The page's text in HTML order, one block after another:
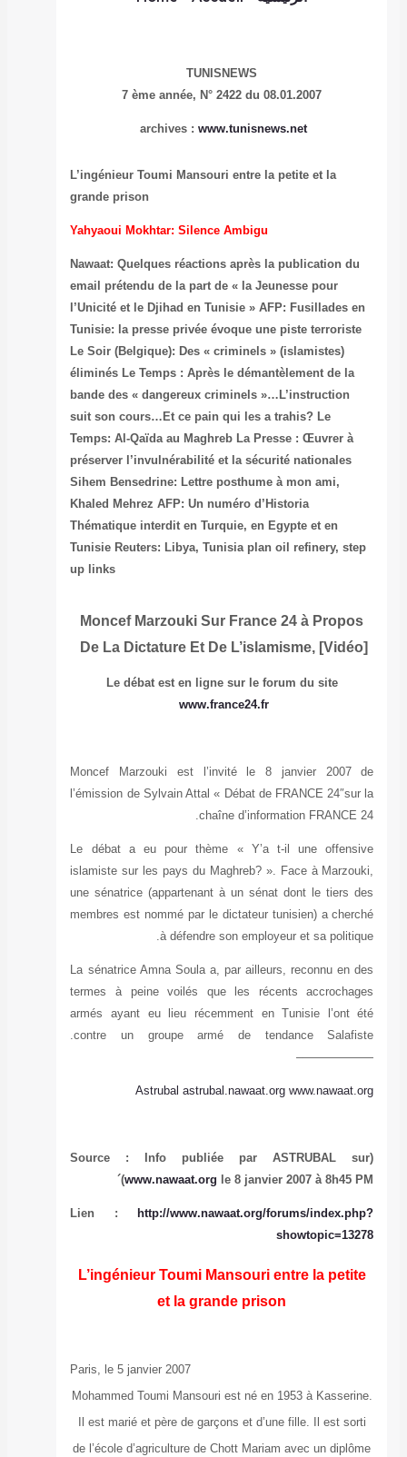
L’ingénieur
Nawaat:
email prétendu
l’Unicité et le
Tunisie: la
Le Soir
éliminés
bande des «
suit son
Temps: Al-
préserver
Sihem
Thématique
Tunisie
Moncef
De La
Moncef
l’émission de
Le débat a
islamiste sur
une sénatrice
membres est
La sénatrice
termes à
armés ayant
Lien :
Mohammed
Il est marié et
de l’école